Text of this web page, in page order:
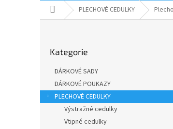
Domů PLECHOVÉ CEDULKY
n
kategorie
Kategorie
DÁRKOVÉ SADY
DÁRKOVÉ POUKAZY
PLECHOVÉ CEDULKY
Výstražné cedulky
Vtipné cedulky